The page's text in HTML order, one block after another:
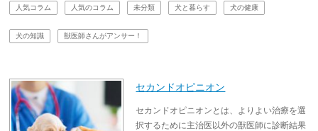
人気コラム 人気のコラム 未分類 犬と暮らす 犬の健康
犬の知識 獣医師さんがアンサー！
セカンドオピニオン
セカンドオピニオンとは、よりよい治療を選
択するために主治医以外の獣医師に診断結果